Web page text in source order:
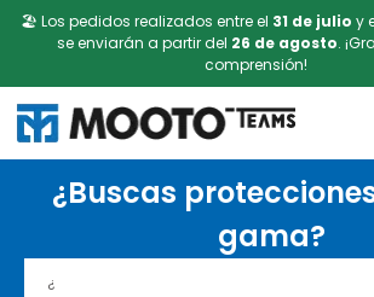
🏖️ Los pedidos realizados entre el 31 de julio y
se enviarán a partir del 26 de agosto.
comprensión!
Saltar
contenido
¿Buscas
gama?